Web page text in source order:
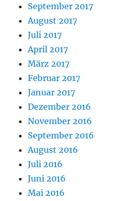
September 2017
August 2017
Juli 2017
April 2017
März 2017
Februar 2017
Januar 2017
Dezember 2016
November 2016
September 2016
August 2016
Juli 2016
Juni 2016
Mai 2016